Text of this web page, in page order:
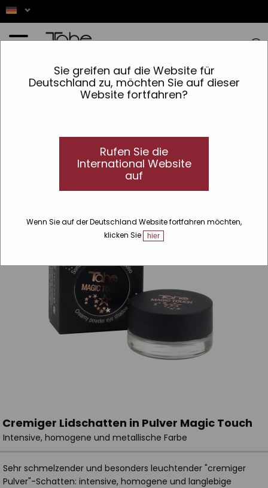
Sie greifen auf die Website für
Deutschland zu, möchten Sie auf dieser
Website fortfahren?
Rufen Sie die
International Website
auf
Wenn Sie auf der Deutschland Website fortfahren möchten,
klicken Sie
hier
Schatten
nicht verfügbar
Cremiger Lidschatten in Pulver Magic Touch
Intensive, homogene und metallische Farbe
Sehr schmelzender und besonders leuchtender "cremiger
Pulver"-Schatten: intensive, homogene und langlebige